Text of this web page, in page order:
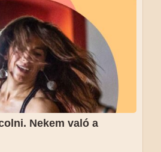
legyél, ami nem gátol a
jól érzed magad. Ha
zoknit venni, hogy ne
Nekem való a